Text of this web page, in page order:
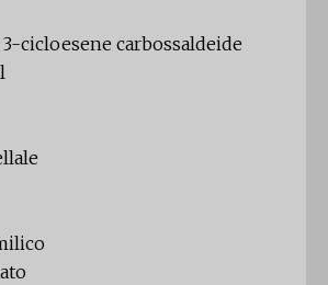
3-cicloesene carbossaldeide